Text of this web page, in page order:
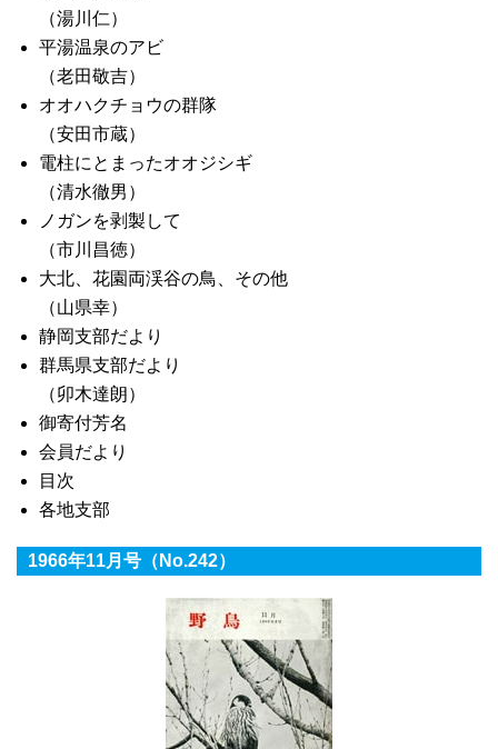
（湯川仁）
平湯温泉のアビ
（老田敬吉）
オオハクチョウの群隊
（安田市蔵）
電柱にとまったオオジシギ
（清水徹男）
ノガンを剥製して
（市川昌徳）
大北、花園両渓谷の鳥、その他
（山県幸）
静岡支部だより
群馬県支部だより
（卯木達朗）
御寄付芳名
会員だより
目次
各地支部
1966年11月号（No.242）